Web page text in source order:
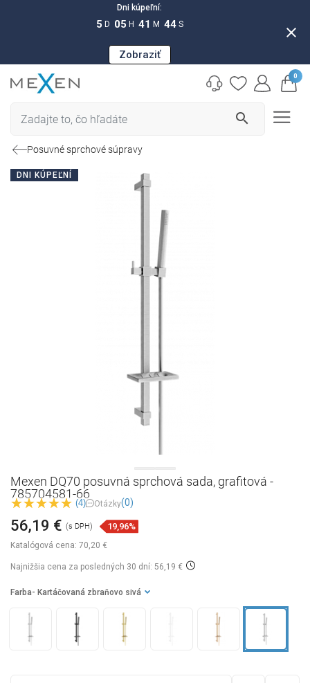
Dni kúpeľní:
5 D 05 H 41 M 43 S
Zobraziť
close
search
0
Posuvné sprchové súpravy
DNI KÚPEĽNÍ
Mexen DQ70 posuvná sprchová sada, grafitová -
785704581-66
(4) Otázky(0)
Katalógová cena: 70,20 €
56,19 € (s DPH) 19,96%
Najnižšia cena za posledných 30 dní: 56,19 €
Farba - Kartáčovaná zbraňovo sivá